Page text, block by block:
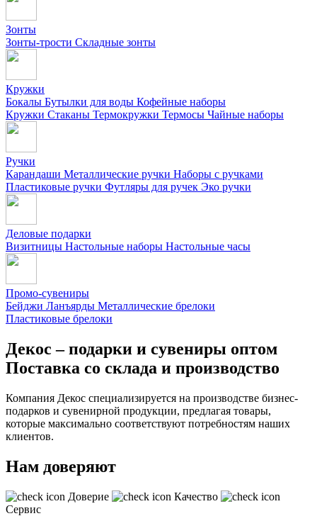
Зонты
Зонты-трости Складные зонты
Кружки
Бокалы Бутылки для воды Кофейные наборы
Кружки Стаканы Термокружки Термосы Чайные наборы
Ручки
Карандаши Металлические ручки Наборы с ручками
Пластиковые ручки Футляры для ручек Эко ручки
Деловые подарки
Визитницы Настольные наборы Настольные часы
Промо-сувениры
Бейджи Ланъярды Металлические брелоки
Пластиковые брелоки
Декос – подарки и сувениры оптом
Поставка со склада и производство
Компания Декос специализируется на производстве бизнес-
подарков и сувенирной продукции, предлагая товары,
которые максимально соответствуют потребностям наших
клиентов.
Нам доверяют
Доверие
Качество
Сервис